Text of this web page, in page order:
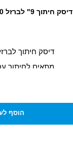
דיסק חיתוך 9" לברזל 230X3.0
דיסק חיתוך
מתאים לחיתוך
עמיד בפניהוסף